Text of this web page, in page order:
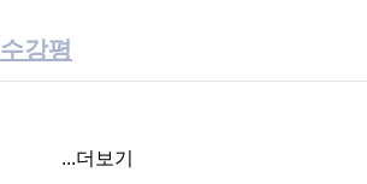
수강평
...더보기